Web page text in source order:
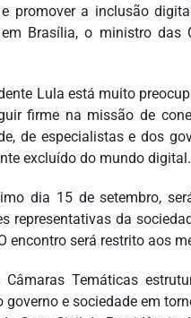
promover a inclusão
Brasília, o ministro das
Lula está muito
firme na missão de
de especialistas e dos
excluído do mundo
dia 15 de setembro,
representativas da
encontro será restrito aos
Câmaras Temáticas
governo e sociedade em